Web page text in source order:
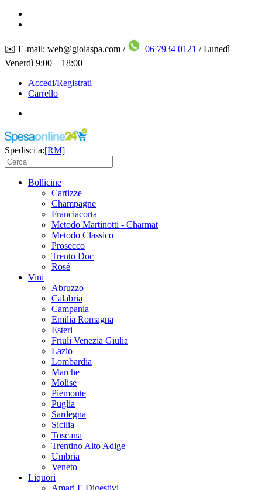
✉️ E-mail: web@gioiaspa.com / 06 7934 0121 / Lunedì –
Venerdì 9:00 – 18:00
Accedi/Registrati
Carrello
Spedisci a:[RM]
Bollicine
Cartizze
Champagne
Franciacorta
Metodo Martinotti - Charmat
Metodo Classico
Prosecco
Trento Doc
Rosé
Vini
Abruzzo
Calabria
Campania
Emilia Romagna
Esteri
Friuli Venezia Giulia
Lazio
Lombardia
Marche
Molise
Piemonte
Puglia
Sardegna
Sicilia
Toscana
Trentino Alto Adige
Umbria
Veneto
Liquori